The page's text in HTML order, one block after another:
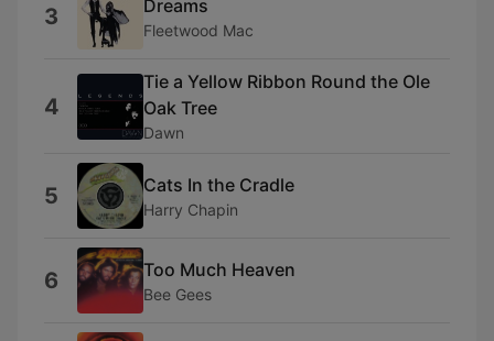
3 Dreams
Fleetwood Mac
4
Tie a Yellow Ribbon Round the Ole
Oak Tree
Dawn
5 Cats In the Cradle
Harry Chapin
6 Too Much Heaven
Bee Gees